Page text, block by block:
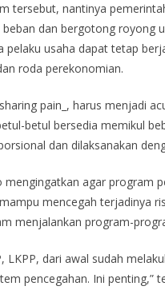
tersebut, nantinya
dan bergotong royong
usaha dapat tetap
roda perekonomian.
pain_, harus menjadi
betul bersedia memikul
dan dilaksanakan
agar program
mencegah terjadinya
menjalankan program-
LKPP, dari awal sudah
pencegahan. Ini penting,”